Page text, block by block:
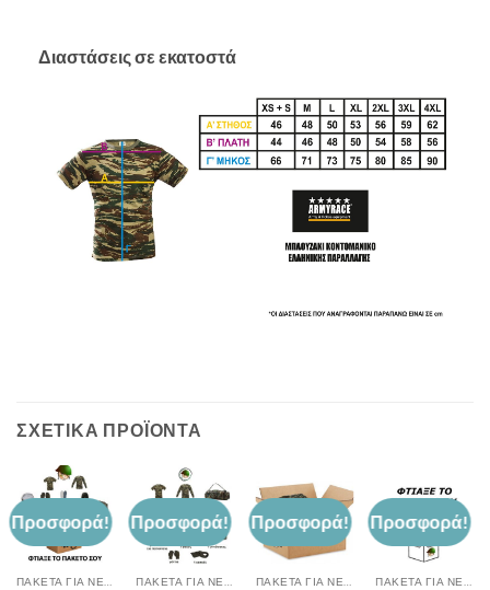
Διαστάσεις σε εκατοστά
ΣΧΕΤΙΚΆ ΠΡΟΪΌΝΤΑ
Προσφορά! Προσφορά! Προσφορά! Προσφορά!